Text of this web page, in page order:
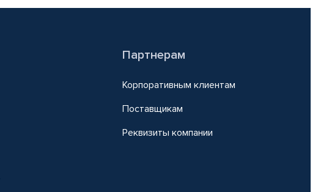
Партнерам
Корпоративным клиентам
Поставщикам
Реквизиты компании